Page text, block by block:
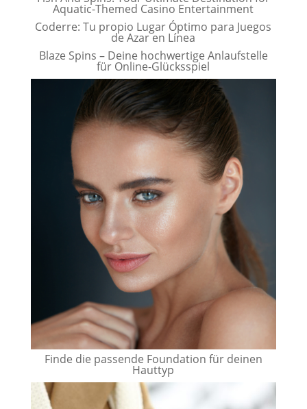
Aquatic-Themed Casino Entertainment
Coderre: Tu propio Lugar Óptimo para Juegos
de Azar en Línea
Blaze Spins – Deine hochwertige Anlaufstelle
für Online-Glücksspiel
Finde die passende Foundation für deinen
Hauttyp